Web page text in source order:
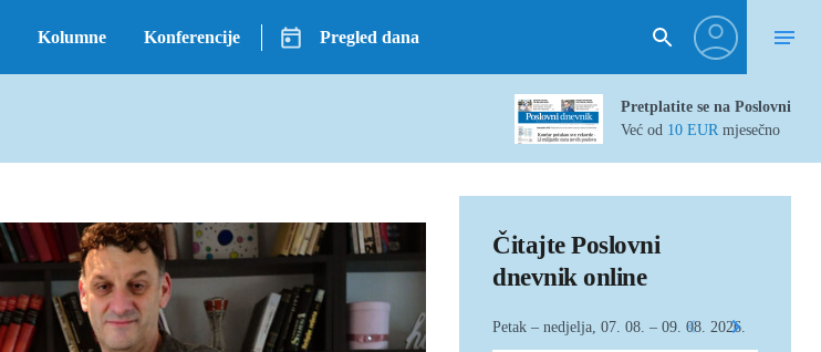
Kolumne Konferencije Pregled dana
Pretplatite se na Poslovni
Već od 10 EUR mjesečno
Čitajte Poslovni
dnevnik online
Petak – nedjelja, 07. 08. – 09. 08. 2026.